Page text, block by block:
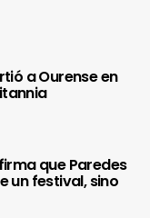
a Ourense en
que Paredes
un festival, sino